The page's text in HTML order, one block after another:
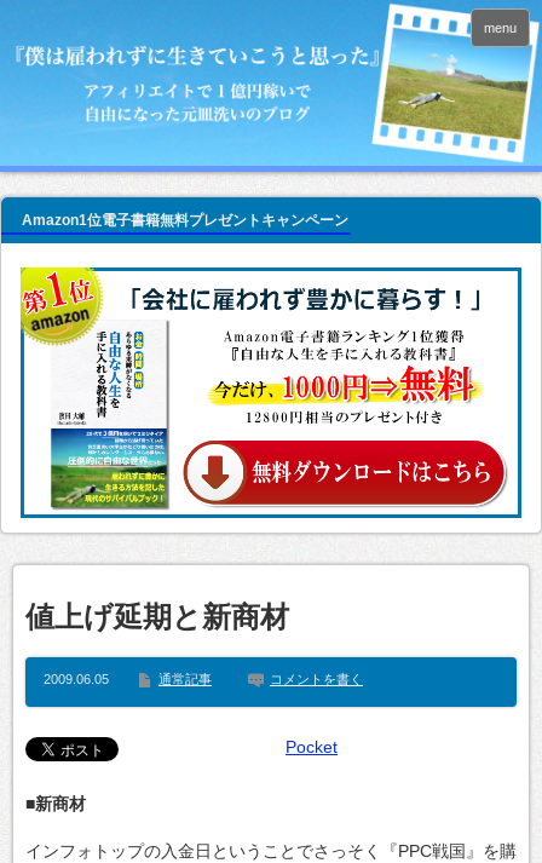
menu
Amazon1位電子書籍無料プレゼントキャンペーン
値上げ延期と新商材
2009.06.05 通常記事 コメントを書く
Pocket
■新商材
インフォトップの入金日ということでさっそく『PPC戦国』を購